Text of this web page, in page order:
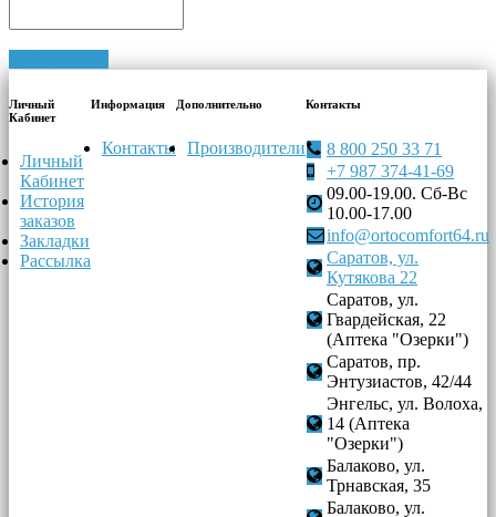
Личный
Кабинет
Личный
Кабинет
История
заказов
Закладки
Рассылка
Информация
Контакты
Дополнительно
Производители
Контакты
8 800 250 33 71
+7 987 374-41-69
09.00-19.00. Сб-Вс
10.00-17.00
info@ortocomfort64.ru
Саратов, ул.
Кутякова 22
Саратов, ул.
Гвардейская, 22
(Аптека "Озерки")
Саратов, пр.
Энтузиастов, 42/44
Энгельс, ул. Волоха,
14 (Аптека
"Озерки")
Балаково, ул.
Трнавская, 35
Балаково, ул.